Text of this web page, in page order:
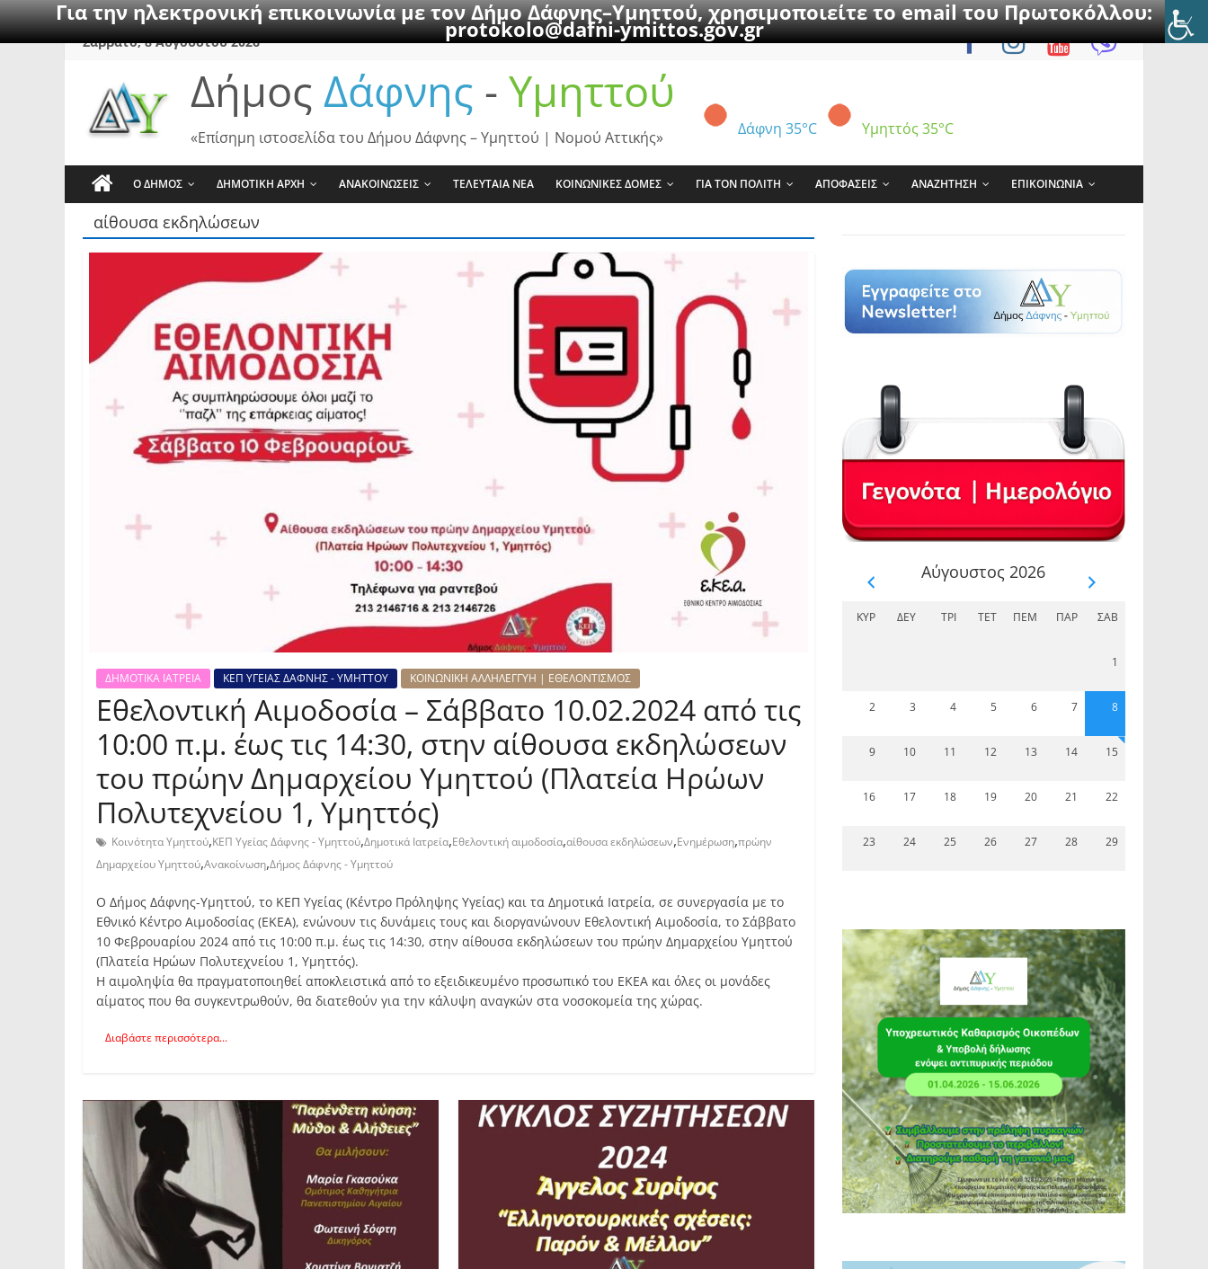
Για την ηλεκτρονική επικοινωνία με τον Δήμο Δάφνης–Υμηττού, χρησιμοποιείτε το email του Πρωτοκόλλου:
protokolo@dafni-ymittos.gov.gr
SkipΣάββατο, 8 Αυγούστου 2026
Δήμος Δάφνης - Υμηττού
Δάφνη 35°C Υμηττός 35°C
«Επίσημη ιστοσελίδα του Δήμου Δάφνης – Υμηττού | Νομού Αττικής»
Ο ΔΗΜΟΣ ΔΗΜΟΤΙΚΗ ΑΡΧΗ ΑΝΑΚΟΙΝΩΣΕΙΣ ΤΕΛΕΥΤΑΙΑ ΝΕΑ ΚΟΙΝΩΝΙΚΕΣ ΔΟΜΕΣ ΓΙΑ ΤΟΝ ΠΟΛΙΤΗ ΑΠΟΦΑΣΕΙΣ ΑΝΑΖΗΤΗΣΗ ΕΠΙΚΟΙΝΩΝΙΑ
αίθουσα εκδηλώσεων
ΔΗΜΟΤΙΚΑ ΙΑΤΡΕΙΑ ΚΕΠ ΥΓΕΙΑΣ ΔΑΦΝΗΣ - ΥΜΗΤΤΟΥ ΚΟΙΝΩΝΙΚΗ ΑΛΛΗΛΕΓΓΥΗ | ΕΘΕΛΟΝΤΙΣΜΟΣ
Εθελοντική Αιμοδοσία – Σάββατο 10.02.2024 από τις
10:00 π.μ. έως τις 14:30, στην αίθουσα εκδηλώσεων
του πρώην Δημαρχείου Υμηττού (Πλατεία Ηρώων
Πολυτεχνείου 1, Υμηττός)
Κοινότητα Υμηττού,ΚΕΠ Υγείας Δάφνης - Υμηττού,Δημοτικά Ιατρεία,Εθελοντική αιμοδοσία,αίθουσα εκδηλώσεων,Ενημέρωση,πρώην
Δημαρχείου Υμηττού,Ανακοίνωση,Δήμος Δάφνης - Υμηττού
Ο Δήμος Δάφνης-Υμηττού, το ΚΕΠ Υγείας (Κέντρο Πρόληψης Υγείας) και τα Δημοτικά Ιατρεία, σε συνεργασία με το
Εθνικό Κέντρο Αιμοδοσίας (ΕΚΕΑ), ενώνουν τις δυνάμεις τους και διοργανώνουν Εθελοντική Αιμοδοσία, το Σάββατο
10 Φεβρουαρίου 2024 από τις 10:00 π.μ. έως τις 14:30, στην αίθουσα εκδηλώσεων του πρώην Δημαρχείου Υμηττού
(Πλατεία Ηρώων Πολυτεχνείου 1, Υμηττός).
Η αιμοληψία θα πραγματοποιηθεί αποκλειστικά από το εξειδικευμένο προσωπικό του ΕΚΕΑ και όλες οι μονάδες
αίματος που θα συγκεντρωθούν, θα διατεθούν για την κάλυψη αναγκών στα νοσοκομεία της χώρας.
Διαβάστε περισσότερα...
Αύγουστος 2026
ΚΥΡ ΔΕΥ ΤΡΊ ΤΕΤ ΠΈΜ ΠΑΡ ΣΆΒ
1
2 3 4 5 6 7 8
9 10 11 12 13 14 15
16 17 18 19 20 21 22
23 24 25 26 27 28 29